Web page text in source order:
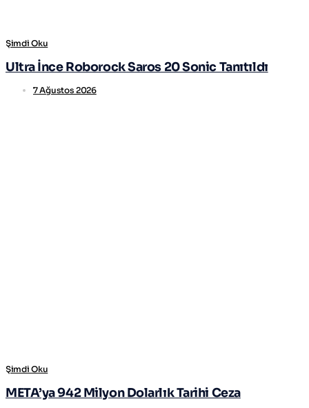
Şimdi Oku
Ultra İnce Roborock Saros 20 Sonic Tanıtıldı
7 Ağustos 2026
Şimdi Oku
META’ya 942 Milyon Dolarlık Tarihi Ceza